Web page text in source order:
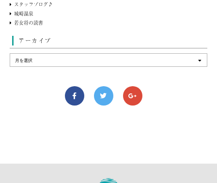
スタッフブログ♪
城崎温泉
若女将の読書
アーカイブ